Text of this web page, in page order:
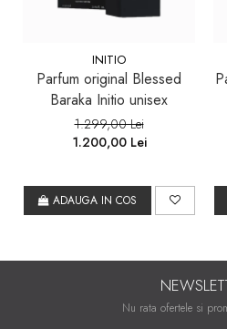
INITIO
Parfum original Blessed
Baraka Initio unisex
1.299,00 Lei
1.200,00 Lei
ADAUGA IN COS
Nu rata ofertele si